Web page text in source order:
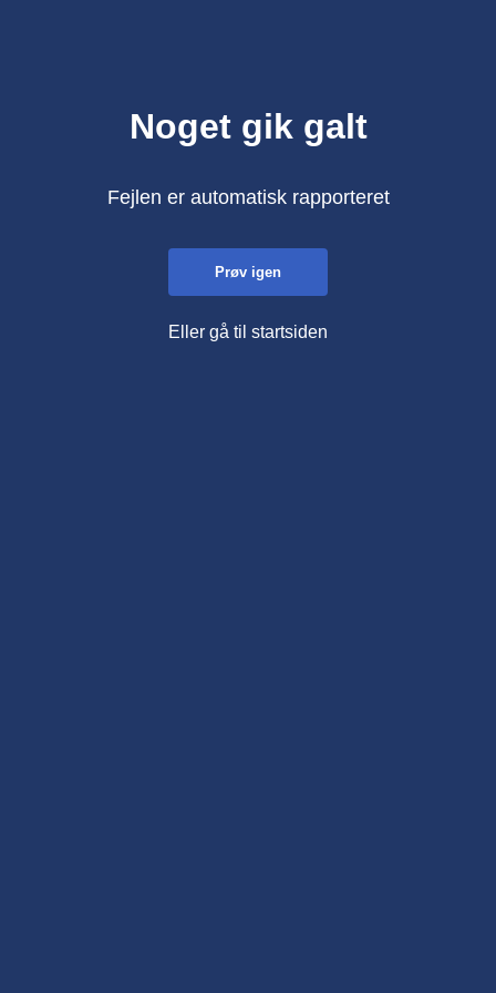
Noget gik galt
Fejlen er automatisk rapporteret
Prøv igen
Eller gå til startsiden